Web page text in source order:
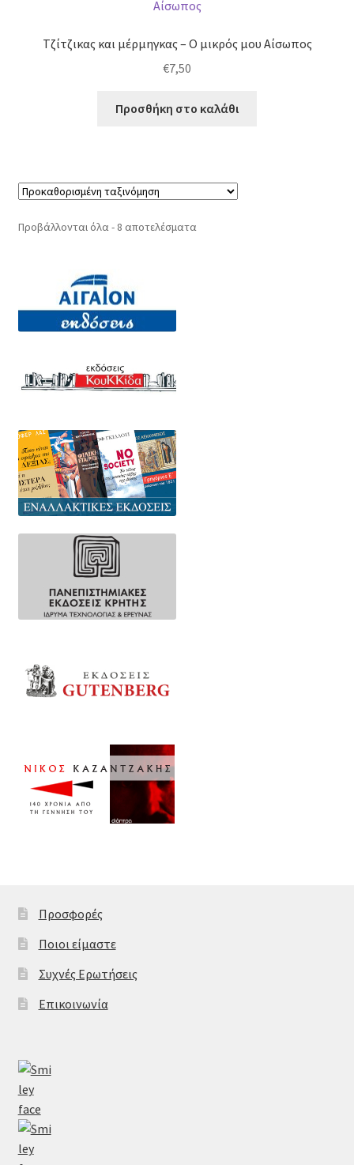
Τζίτζικας και μέρμηγκας – Ο μικρός μου Αίσωπος
€7,50
Προσθήκη στο καλάθι
Προβάλλονται όλα - 8 αποτελέσματα
Προσφορές
Ποιοι είμαστε
Συχνές Ερωτήσεις
Επικοινωνία